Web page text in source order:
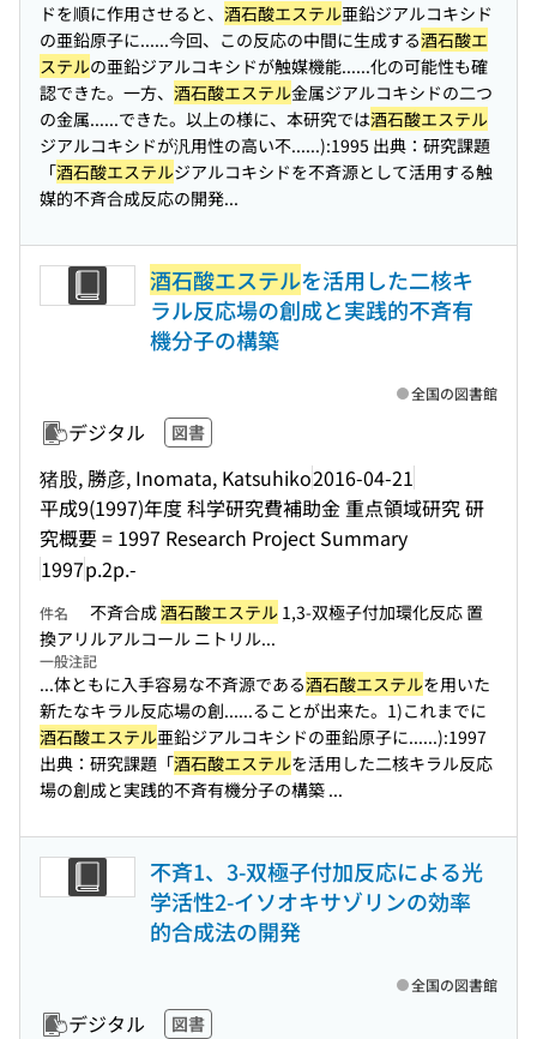
ドを順に作用させると、 酒石酸エステル亜鉛ジアルコキシド
の亜鉛原子に......今回、この反応の中間に生成する酒石酸エ
ステルの亜鉛ジアルコキシドが触媒機能......化の可能性も確
認できた。一方、 酒石酸エステル金属ジアルコキシドの二つ
の金属......できた。以上の様に、本研究では酒石酸エステル
ジアルコキシドが汎用性の高い不......):1995 出典：研究課題
「酒石酸エステルジアルコキシドを不斉源として活用する触
媒的不斉合成反応の開発...
酒石酸エステルを活用した二核キ
ラル反応場の創成と実践的不斉有
機分子の構築
デジタル 図書
猪股, 勝彦, Inomata, Katsuhiko2016-04-21
平成9(1997)年度 科学研究費補助金 重点領域研究 研
究概要 = 1997 Research Project Summary
1997p.2p.-
全国の図書館
件名 不斉合成酒石酸エステル 1,3-双極子付加環化反応 置
換アリルアルコール ニトリル...
一般注記
...体ともに入手容易な不斉源である酒石酸エステルを用いた
新たなキラル反応場の創......ることが出来た。1)これまでに
酒石酸エステル亜鉛ジアルコキシドの亜鉛原子に......):1997
出典：研究課題「酒石酸エステルを活用した二核キラル反応
場の創成と実践的不斉有機分子の構築 ...
不斉1、3-双極子付加反応による光
学活性2-イソオキサゾリンの効率
的合成法の開発
デジタル 図書
全国の図書館